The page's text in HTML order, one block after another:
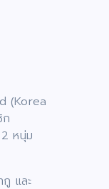
(Korea
หนุ่ม
และ